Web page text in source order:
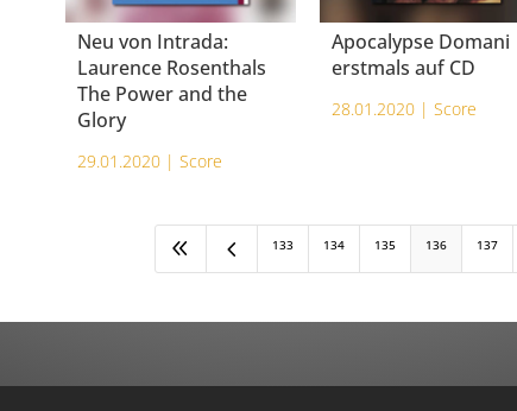
Neu von Intrada:
Laurence Rosenthals
The Power and the
Glory
29.01.2020 | Score
Apocalypse Domani
erstmals auf CD
28.01.2020 |Score
8 4 133 134 135 136 137